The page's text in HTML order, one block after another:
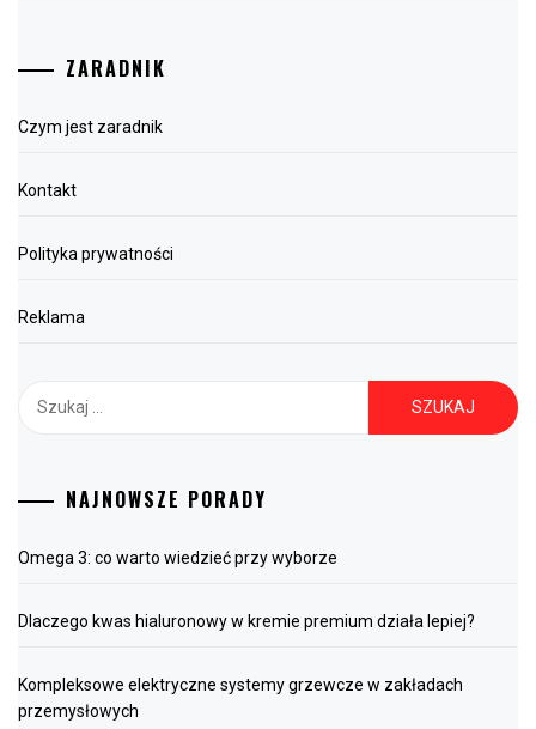
ZARADNIK
Czym jest zaradnik
Kontakt
Polityka prywatności
Reklama
NAJNOWSZE PORADY
Omega 3: co warto wiedzieć przy wyborze
Dlaczego kwas hialuronowy w kremie premium działa lepiej?
Kompleksowe elektryczne systemy grzewcze w zakładach
przemysłowych